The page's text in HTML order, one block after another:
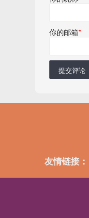
你的邮箱*
提交评论
友情链接：